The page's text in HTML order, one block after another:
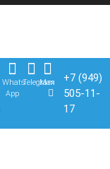
Whats
App
Telegram
Max
+7 (949)
505-11-
17